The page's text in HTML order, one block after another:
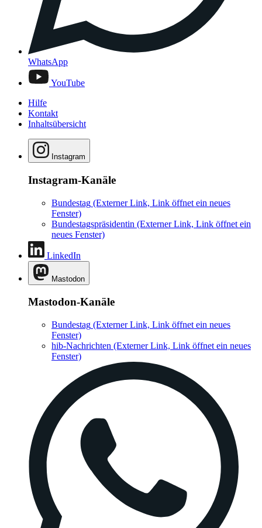
WhatsApp
YouTube
Hilfe
Kontakt
Inhaltsübersicht
Instagram
Instagram-Kanäle
Bundestag (Externer Link, Link öffnet ein neues
Fenster)
Bundestagspräsidentin (Externer Link, Link öffnet ein
neues Fenster)
LinkedIn
Mastodon
Mastodon-Kanäle
Bundestag (Externer Link, Link öffnet ein neues
Fenster)
hib-Nachrichten (Externer Link, Link öffnet ein neues
Fenster)